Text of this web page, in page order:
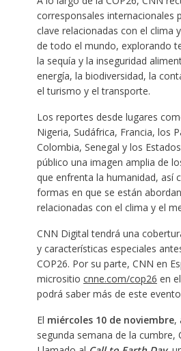
corresponsales internacionales
clave relacionadas con el clima
de todo el mundo, explorando
la sequía y la inseguridad
energía, la biodiversidad, la
el turismo y el transporte.
Los reportes desde lugares
Nigeria, Sudáfrica, Francia, los
Colombia, Senegal y los
público una imagen amplia de
que enfrenta la humanidad, así
formas en que se están
relacionadas con el clima y el
CNN Digital tendrá una
y características especiales
COP26. Por su parte, CNN en
micrositio cnne.com/cop26 en
podrá saber más de este
El miércoles 10 de noviembre,
segunda semana de la cumbre,